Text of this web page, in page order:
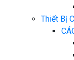
Thiết Bị